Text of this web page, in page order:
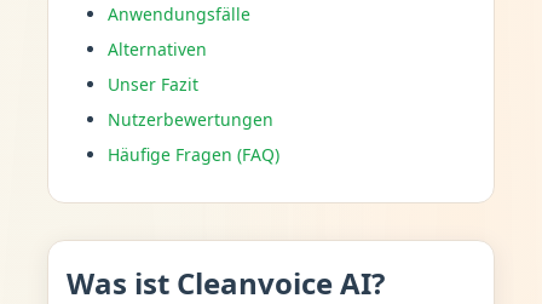
Anwendungsfälle
Alternativen
Unser Fazit
Nutzerbewertungen
Häufige Fragen (FAQ)
Was ist Cleanvoice AI?